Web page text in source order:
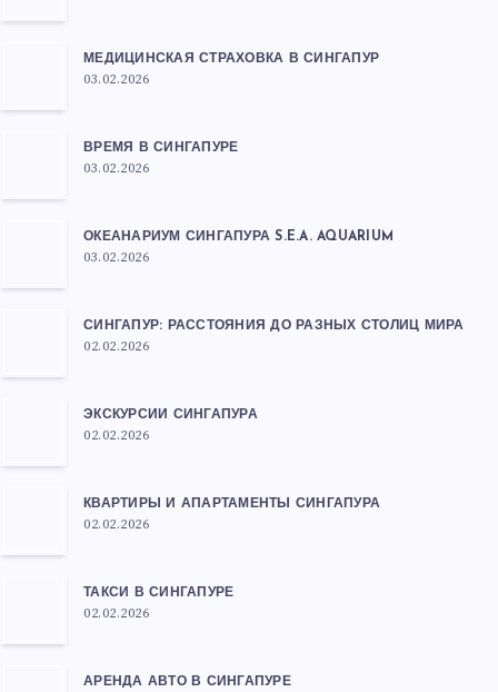
МЕДИЦИНСКАЯ СТРАХОВКА В СИНГАПУР
03.02.2026
ВРЕМЯ В СИНГАПУРЕ
03.02.2026
ОКЕАНАРИУМ СИНГАПУРА S.E.A. AQUARIUM
03.02.2026
СИНГАПУР: РАССТОЯНИЯ ДО РАЗНЫХ СТОЛИЦ МИРА
02.02.2026
ЭКСКУРСИИ СИНГАПУРА
02.02.2026
КВАРТИРЫ И АПАРТАМЕНТЫ СИНГАПУРА
02.02.2026
ТАКСИ В СИНГАПУРЕ
02.02.2026
АРЕНДА АВТО В СИНГАПУРЕ